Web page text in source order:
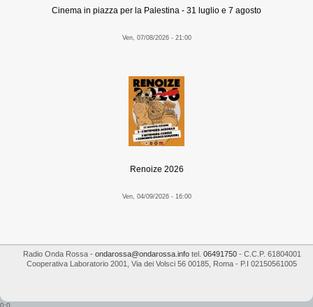
Cinema in piazza per la Palestina - 31 luglio e 7 agosto
Ven, 07/08/2026 - 21:00
Renoize 2026
Ven, 04/09/2026 - 16:00
Radio Onda Rossa- ondarossa@ondarossa.infotel. 06491750- C.C.P. 61804001
Cooperativa Laboratorio 2001
Via dei Volsci 56 00185 Roma - P.I 02150561005
0:0